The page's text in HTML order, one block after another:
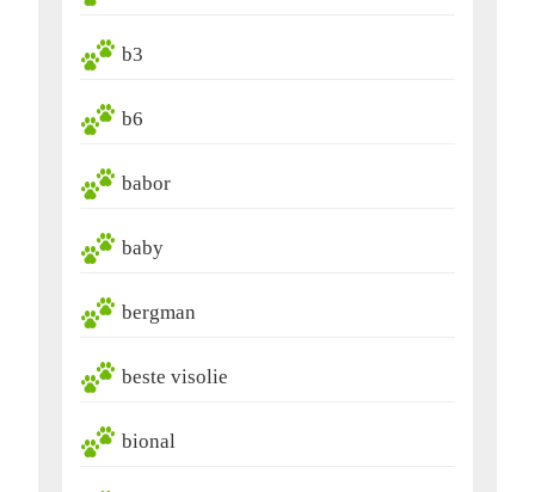
b3
b6
babor
baby
bergman
beste visolie
bional